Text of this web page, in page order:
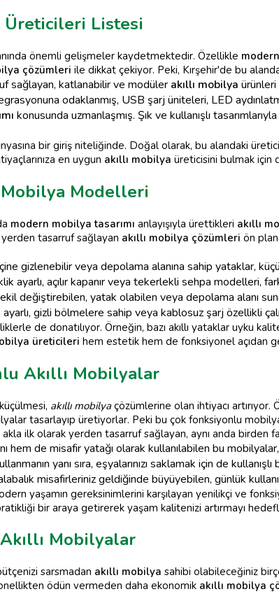
Üreticileri Listesi
önemli gelişmeler kaydetmektedir. Özellikle
çözümleri ile dikkat çekiyor. Peki, Kırşehir'de bu
sağlayan, katlanabilir ve modüler akıllı mobilya ürünleri
odaklanmış, USB şarj üniteleri, LED
konusunda uzmanlaşmış. Şık ve kullanışlı
bir giriş niteliğinde. Doğal olarak, bu alandaki
en uygun akıllı mobilya üreticisini bulmak için
Mobilya Modelleri
modern mobilya tasarımı anlayışıyla ürettikleri akıllı
tasarruf sağlayan akıllı mobilya çözümleri ön
gizlenebilir veya depolama alanına sahip yataklar,
ayarlı, açılır kapanır veya tekerlekli sehpa modelleri,
değiştirebilen, yatak olabilen veya depolama alanı
gizli bölmelere sahip veya kablosuz şarj özellikli
de donatılıyor. Örneğin, bazı akıllı yataklar uyku
üreticileri hem estetik hem de fonksiyonel açıdan
Akıllı Mobilyalar
akıllı mobilyaçözümlerine olan ihtiyacı artırıyor.
tasarlayıp üretiyorlar. Peki bu çok fonksiyonlu
ilk olarak yerden tasarruf sağlayan, aynı anda birden
hem de misafir yatağı olarak kullanılabilen bu
yanı sıra, eşyalarınızı saklamak için de
misafirleriniz geldiğinde büyüyebilen, günlük
yaşamın gereksinimlerini karşılayan yenilikçi ve
bir araya getirerek yaşam kalitenizi artırmayı
Mobilyalar
sarsmadan akıllı mobilya sahibi olabileceğiniz
ödün vermeden daha ekonomik akıllı mobilya